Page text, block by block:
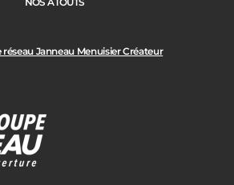
réseau Janneau Menuisier Créateur